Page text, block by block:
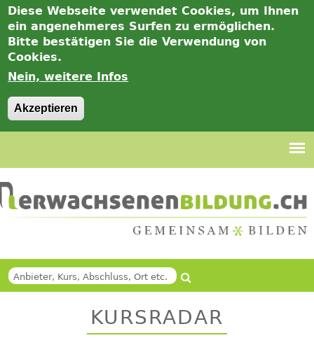
Diese Webseite verwendet Cookies, um Ihnen
ein angenehmeres Surfen zu ermöglichen.
Bitte bestätigen Sie die Verwendung von
Cookies.
Nein, weitere Infos
Akzeptieren
Suche
Back
KURSRADAR